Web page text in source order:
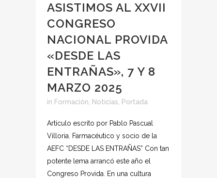
ASISTIMOS AL XXVII
CONGRESO
NACIONAL PROVIDA
«DESDE LAS
ENTRAÑAS», 7 Y 8
MARZO 2025
in Formación Noticias Portada
Artículo escrito por Pablo Pascual
Villoria. Farmacéutico y socio de la
AEFC “DESDE LAS ENTRAÑAS” Con tan
potente lema arrancó este año el
Congreso Provida. En una cultura